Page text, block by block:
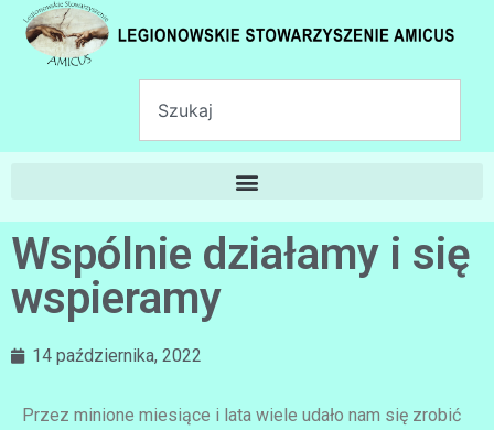
Wspólnie działamy i się
wspieramy
14 października, 2022
Przez minione miesiące i lata wiele udało nam się zrobić